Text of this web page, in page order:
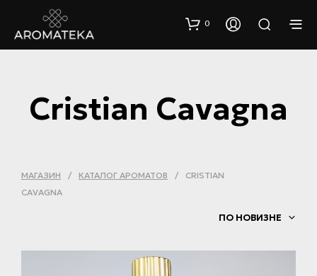
0
Cristian Cavagna
МАГАЗИН / КАТАЛОГ АРОМАТОВ /
CRISTIAN
CAVAGNA
ПО НОВИЗНЕ